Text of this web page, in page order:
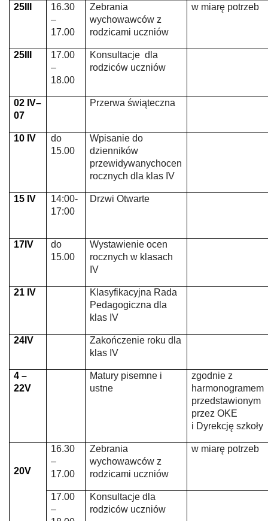
25III
16.30
–
17.00
Zebrania
wychowawców z
rodzicami uczniów
w miarę potrzeb
25III
17.00
–
18.00
Konsultacje dla
rodziców uczniów
02 IV–
07
Przerwa świąteczna
10 IV
do
15.00
Wpisanie do
dzienników
przewidywanychocen
rocznych dla klas IV
15 IV
14:00-
17:00
Drzwi Otwarte
17IV
do
15.00
Wystawienie ocen
rocznych w klasach
IV
21 IV
Klasyfikacyjna Rada
Pedagogicznadla
klas IV
24IV
Zakończenie roku dla
klas IV
4 –
22V
Matury pisemne i
ustne
zgodnie z
harmonogramem
przedstawionym
przez OKE
i Dyrekcję szkoły
20V
16.30
–
17.00
Zebrania
wychowawców z
rodzicami uczniów
w miarę potrzeb
17.00
–
Konsultacje dla
rodziców uczniów